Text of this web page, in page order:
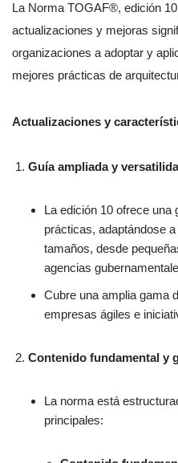
La Norma TOGAF®, edición
actualizaciones y mejoras
organizaciones a adoptar y
mejores prácticas de
Actualizaciones y
Guía ampliada y
La edición 10 ofrece
prácticas, adaptándose
tamaños, desde
agencias
Cubre una amplia gama
empresas ágiles e
Contenido fundamental y
La norma está
principales: